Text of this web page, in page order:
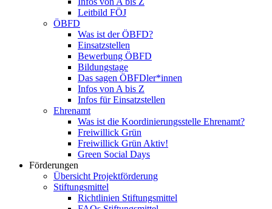
Leitbild FÖJ
ÖBFD
Was ist der ÖBFD?
Einsatzstellen
Bewerbung ÖBFD
Bildungstage
Das sagen ÖBFDler*innen
Infos von A bis Z
Infos für Einsatzstellen
Ehrenamt
Was ist die Koordinierungsstelle Ehrenamt?
Freiwillick Grün
Freiwillick Grün Aktiv!
Green Social Days
Förderungen
Übersicht Projektförderung
Stiftungsmittel
Richtlinien Stiftungsmittel